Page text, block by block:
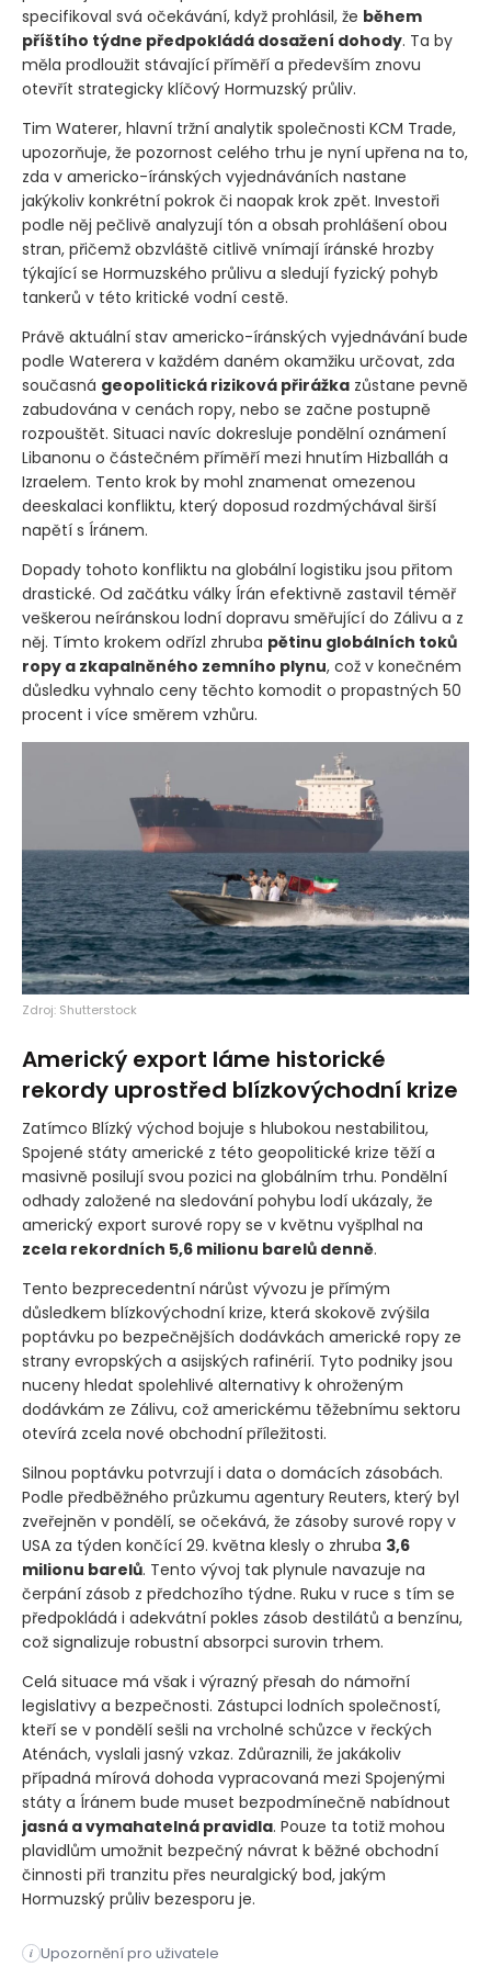
specifikoval svá očekávání, když prohlásil, že během
příštího týdne předpokládá dosažení dohody. Ta by
měla prodloužit stávající příměří a především znovu
otevřít strategicky klíčový Hormuzský průliv.
Tim Waterer, hlavní tržní analytik společnosti KCM Trade,
upozorňuje, že pozornost celého trhu je nyní upřena na to,
zda v americko-íránských vyjednáváních nastane
jakýkoliv konkrétní pokrok či naopak krok zpět. Investoři
podle něj pečlivě analyzují tón a obsah prohlášení obou
stran, přičemž obzvláště citlivě vnímají íránské hrozby
týkající se Hormuzského průlivu a sledují fyzický pohyb
tankerů v této kritické vodní cestě.
Právě aktuální stav americko-íránských vyjednávání bude
podle Waterera v každém daném okamžiku určovat, zda
současná geopolitická riziková přirážka zůstane pevně
zabudována v cenách ropy, nebo se začne postupně
rozpouštět. Situaci navíc dokresluje pondělní oznámení
Libanonu o částečném příměří mezi hnutím Hizballáh a
Izraelem. Tento krok by mohl znamenat omezenou
deeskalaci konfliktu, který doposud rozdmýchával širší
napětí s Íránem.
Dopady tohoto konfliktu na globální logistiku jsou přitom
drastické. Od začátku války Írán efektivně zastavil téměř
veškerou neíránskou lodní dopravu směřující do Zálivu a z
něj. Tímto krokem odřízl zhruba pětinu globálních toků
ropy a zkapalněného zemního plynu, což v konečném
důsledku vyhnalo ceny těchto komodit o propastných 50
procent i více směrem vzhůru.
Zdroj: Shutterstock
Americký export láme historické
rekordy uprostřed blízkovýchodní krize
Zatímco Blízký východ bojuje s hlubokou nestabilitou,
Spojené státy americké z této geopolitické krize těží a
masivně posilují svou pozici na globálním trhu. Pondělní
odhady založené na sledování pohybu lodí ukázaly, že
americký export surové ropy se v květnu vyšplhal na
zcela rekordních 5,6 milionu barelů denně.
Tento bezprecedentní nárůst vývozu je přímým
důsledkem blízkovýchodní krize, která skokově zvýšila
poptávku po bezpečnějších dodávkách americké ropy ze
strany evropských a asijských rafinérií. Tyto podniky jsou
nuceny hledat spolehlivé alternativy k ohroženým
dodávkám ze Zálivu, což americkému těžebnímu sektoru
otevírá zcela nové obchodní příležitosti.
Silnou poptávku potvrzují i data o domácích zásobách.
Podle předběžného průzkumu agentury Reuters, který byl
zveřejněn v pondělí, se očekává, že zásoby surové ropy v
USA za týden končící 29. května klesly o zhruba 3,6
milionu barelů. Tento vývoj tak plynule navazuje na
čerpání zásob z předchozího týdne. Ruku v ruce s tím se
předpokládá i adekvátní pokles zásob destilátů a benzínu,
což signalizuje robustní absorpci surovin trhem.
Celá situace má však i výrazný přesah do námořní
legislativy a bezpečnosti. Zástupci lodních společností,
kteří se v pondělí sešli na vrcholné schůzce v řeckých
Aténách, vyslali jasný vzkaz. Zdůraznili, že jakákoliv
případná mírová dohoda vypracovaná mezi Spojenými
státy a Íránem bude muset bezpodmínečně nabídnout
jasná a vymahatelná pravidla. Pouze ta totiž mohou
plavidlům umožnit bezpečný návrat k běžné obchodní
činnosti při tranzitu přes neuralgický bod, jakým
Hormuzský průliv bezesporu je.
i Upozornění pro uživatele